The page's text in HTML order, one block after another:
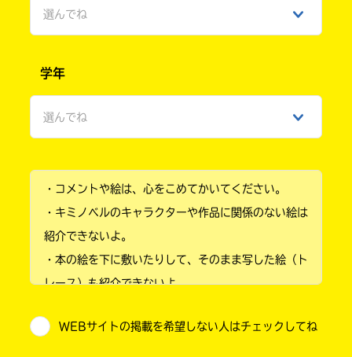
選んでね
ひみつ
学年
選んでね
小学2年
小学4年
小学6年
・コメントや絵は、心をこめてかいてください。
・キミノベルのキャラクターや作品に関係のない絵は
紹介できないよ。
・本の絵を下に敷いたりして、そのまま写した絵（ト
レース）も紹介できないよ。
・送ってからすぐには紹介されないので、待ってて
WEBサイトの掲載を希望しない人はチェックしてね